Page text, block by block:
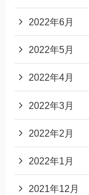
2022年6月
2022年5月
2022年4月
2022年3月
2022年2月
2022年1月
2021年12月